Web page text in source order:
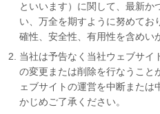
といいます）に関して、最新か
い、万全を期すように努めてお
確性、安全性、有用性を含めい
当社は予告なく当社ウェブサイ
の変更または削除を行なうこと
ェブサイトの運営を中断または
かじめご了承ください。